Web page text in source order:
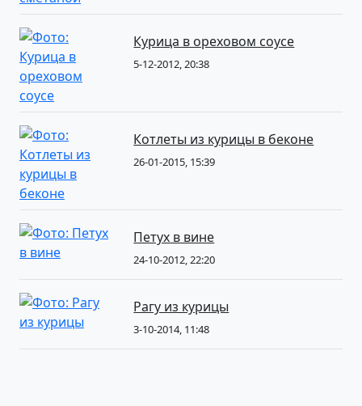
Курица в ореховом соусе
5-12-2012, 20:38
Котлеты из курицы в беконе
26-01-2015, 15:39
Петух в вине
24-10-2012, 22:20
Рагу из курицы
3-10-2014, 11:48